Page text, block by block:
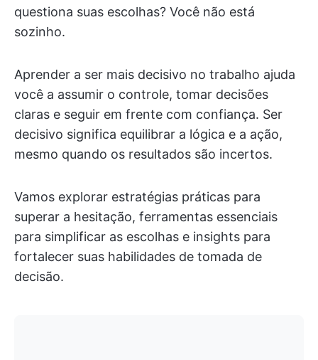
questiona suas escolhas? Você não está
sozinho.
Aprender a ser mais decisivo no trabalho ajuda
você a assumir o controle, tomar decisões
claras e seguir em frente com confiança. Ser
decisivo significa equilibrar a lógica e a ação,
mesmo quando os resultados são incertos.
Vamos explorar estratégias práticas para
superar a hesitação, ferramentas essenciais
para simplificar as escolhas e insights para
fortalecer suas habilidades de tomada de
decisão.